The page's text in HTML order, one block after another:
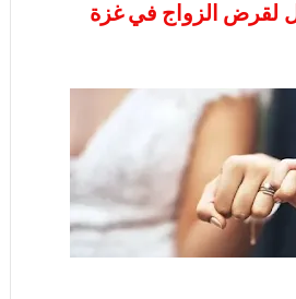
لقرض الزواج في غزة